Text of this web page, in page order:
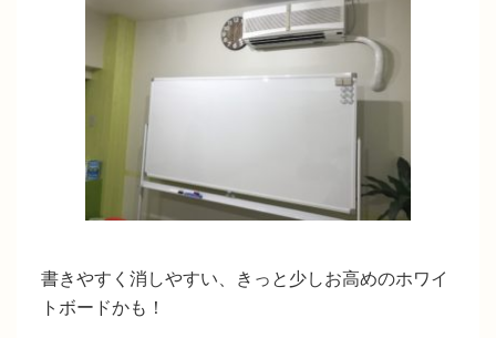
書きやすく消しやすい、きっと少しお高めのホワイ
トボードかも！